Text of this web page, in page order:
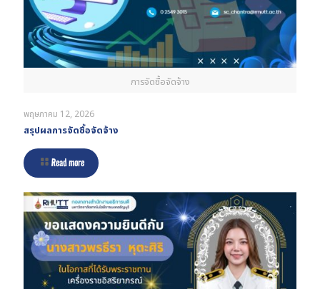
การจัดซื้อจัดจ้าง
พฤษภาคม 12, 2026
สรุปผลการจัดซื้อจัดจ้าง
Read more